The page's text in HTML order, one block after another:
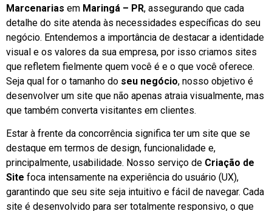
Marcenarias em Maringá – PR, assegurando que cada
detalhe do site atenda às necessidades específicas do seu
negócio. Entendemos a importância de destacar a identidade
visual e os valores da sua empresa, por isso criamos sites
que refletem fielmente quem você é e o que você oferece.
Seja qual for o tamanho do seu negócio, nosso objetivo é
desenvolver um site que não apenas atraia visualmente, mas
que também converta visitantes em clientes.
Estar à frente da concorrência significa ter um site que se
destaque em termos de design, funcionalidade e,
principalmente, usabilidade. Nosso serviço de Criação de
Site foca intensamente na experiência do usuário (UX),
garantindo que seu site seja intuitivo e fácil de navegar. Cada
site é desenvolvido para ser totalmente responsivo, o que